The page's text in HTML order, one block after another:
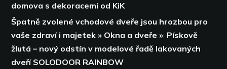
domova s dekoracemi od KiK
Špatně zvolené vchodové dveře jsou hrozbou pro
vaše zdraví i majetek » Okna a dveře »: Pískově
žlutá – nový odstín v modelové řadě lakovaných
dveří SOLODOOR RAINBOW